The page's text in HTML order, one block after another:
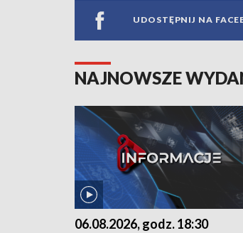
UDOSTĘPNIJ NA
NAJNOWSZE
06.08.2026, godz. 18:30